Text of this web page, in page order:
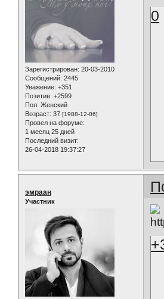
Зарегистрирован: 20-03-2010
Сообщений: 2445
Уважение: +351
Позитив: +2599
Пол: Женский
Возраст: 37 [1988-12-06]
Провел на форуме:
1 месяц 25 дней
Последний визит:
26-04-2018 19:37:27
0
эмраан
Участник